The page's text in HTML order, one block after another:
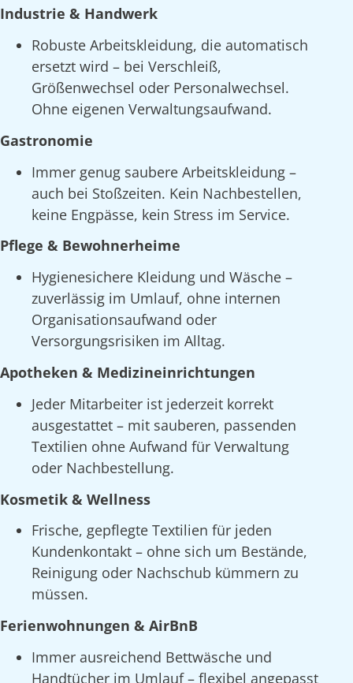
Industrie & Handwerk
Robuste Arbeitskleidung, die automatisch
ersetzt wird – bei Verschleiß,
Größenwechsel oder Personalwechsel.
Ohne eigenen Verwaltungsaufwand.
Gastronomie
Immer genug saubere Arbeitskleidung –
auch bei Stoßzeiten. Kein Nachbestellen,
keine Engpässe, kein Stress im Service.
Pflege & Bewohnerheime
Hygienesichere Kleidung und Wäsche –
zuverlässig im Umlauf, ohne internen
Organisationsaufwand oder
Versorgungsrisiken im Alltag.
Apotheken & Medizineinrichtungen
Jeder Mitarbeiter ist jederzeit korrekt
ausgestattet – mit sauberen, passenden
Textilien ohne Aufwand für Verwaltung
oder Nachbestellung.
Kosmetik & Wellness
Frische, gepflegte Textilien für jeden
Kundenkontakt – ohne sich um Bestände,
Reinigung oder Nachschub kümmern zu
müssen.
Ferienwohnungen & AirBnB
Immer ausreichend Bettwäsche und
Handtücher im Umlauf – flexibel angepasst